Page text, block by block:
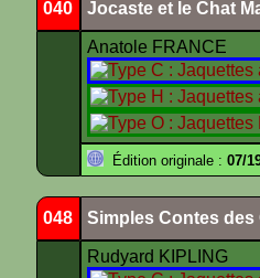
040 Jocaste et le Chat
Anatole FRANCE
Édition originale : 07/
048 Simples Contes des
Rudyard KIPLING